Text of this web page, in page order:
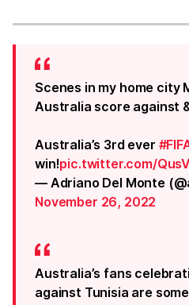
Scenes in my home city
Australia score against
Australia’s 3rd ever
win!pic.twitter.com/
— Adriano Del Monte
November 26, 2022
Australia’s fans
against Tunisia are